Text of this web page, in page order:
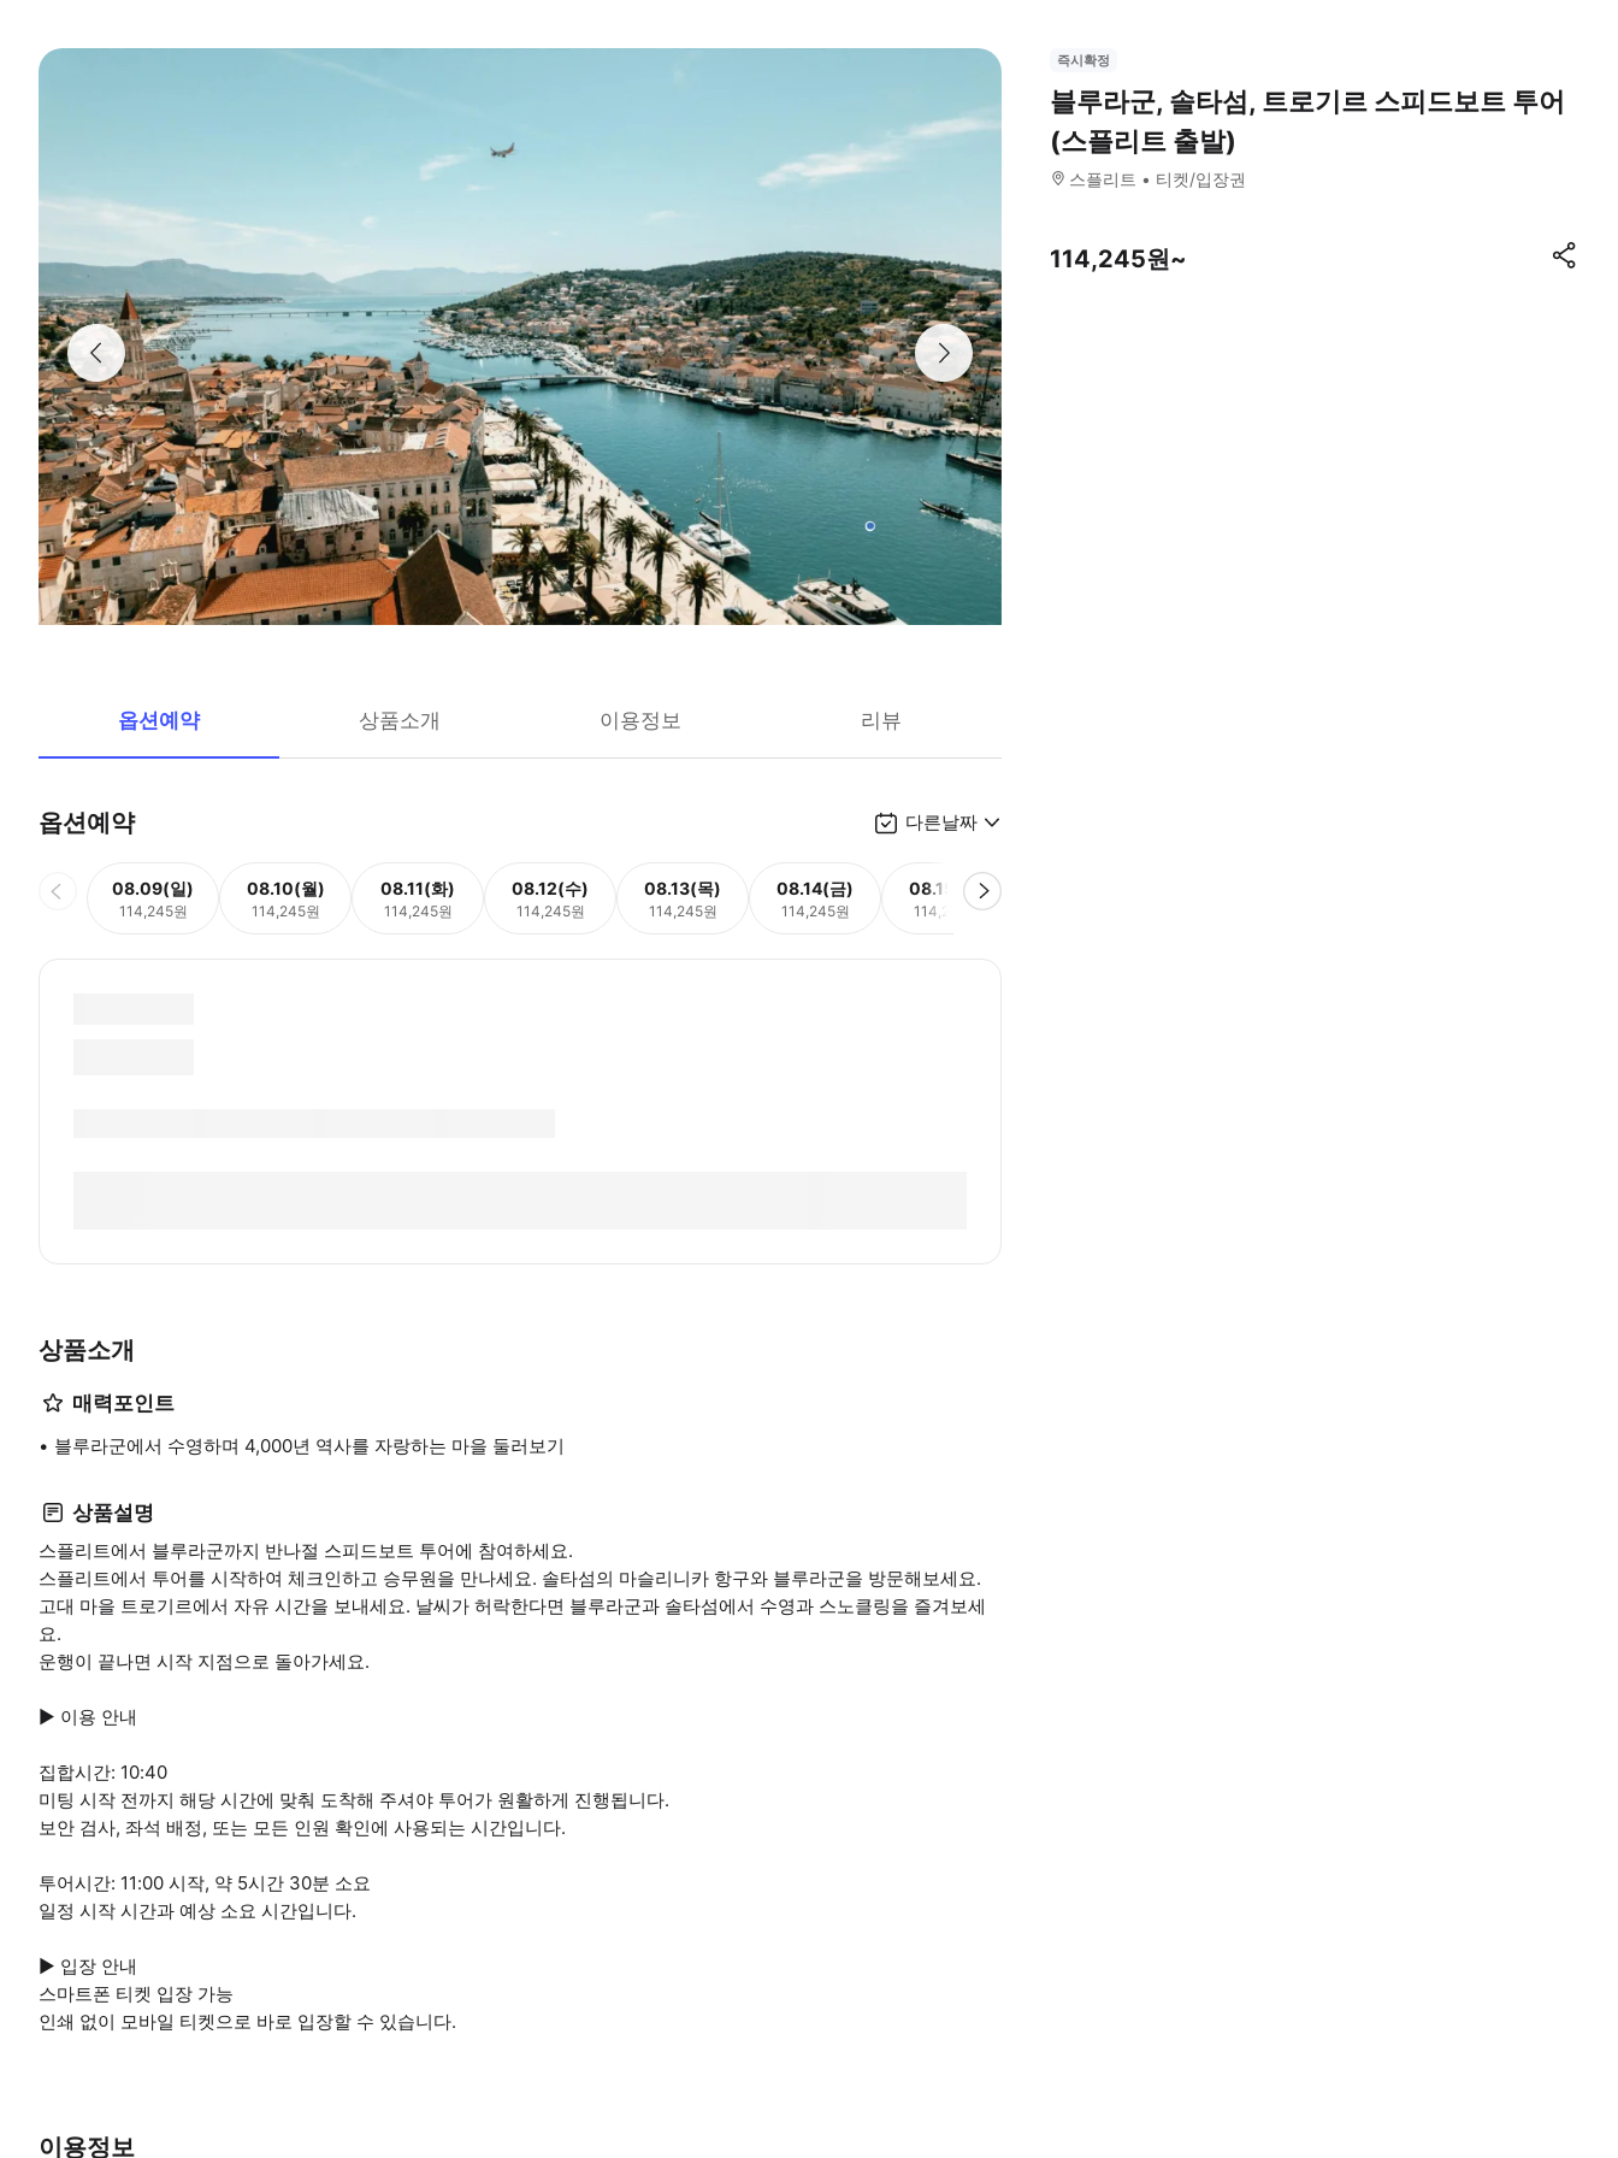
옵션예약 상품소개 이용정보 리뷰
옵션예약 다른날짜
08.09(일)
114,245원
08.10(월)
114,245원
08.11(화)
114,245원
08.12(수)
114,245원
08.13(목)
114,245원
08.14(금)
114,245원
08.15(토)
114,245원
상품소개
매력포인트
블루라군에서 수영하며 4,000년 역사를 자랑하는 마을 둘러보기
상품설명
스플리트에서 블루라군까지 반나절 스피드보트 투어에 참여하세요.
스플리트에서 투어를 시작하여 체크인하고 승무원을 만나세요. 솔타섬의 마슬리니카 항구와 블루라군을 방문해보세요.
고대 마을 트로기르에서 자유 시간을 보내세요. 날씨가 허락한다면 블루라군과 솔타섬에서 수영과 스노클링을 즐겨보세
요.
운행이 끝나면 시작 지점으로 돌아가세요.
▶ 이용 안내
집합시간: 10:40
미팅 시작 전까지 해당 시간에 맞춰 도착해 주셔야 투어가 원활하게 진행됩니다.
보안 검사, 좌석 배정, 또는 모든 인원 확인에 사용되는 시간입니다.
투어시간: 11:00 시작, 약 5시간 30분 소요
일정 시작 시간과 예상 소요 시간입니다.
▶ 입장 안내
스마트폰 티켓 입장 가능
인쇄 없이 모바일 티켓으로 바로 입장할 수 있습니다.
이용정보
즉시확정
블루라군, 솔타섬, 트로기르 스피드보트 투어
(스플리트 출발)
스플리트 티켓/입장권
114,245원~